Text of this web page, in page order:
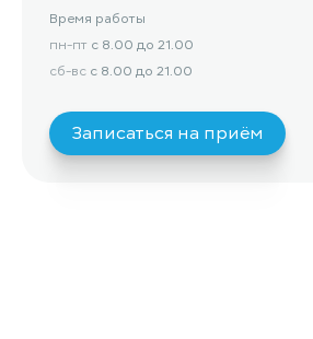
Время работы
пн-пт с 8.00 до 21.00
сб-вс с 8.00 до 21.00
Записаться на приём